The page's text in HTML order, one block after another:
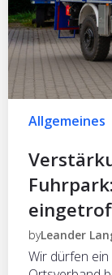
Allgemeines
byLeander
Wir dürfen